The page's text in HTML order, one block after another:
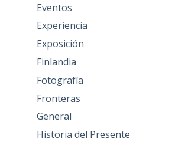
Eventos
Experiencia
Exposición
Finlandia
Fotografía
Fronteras
General
Historia del Presente